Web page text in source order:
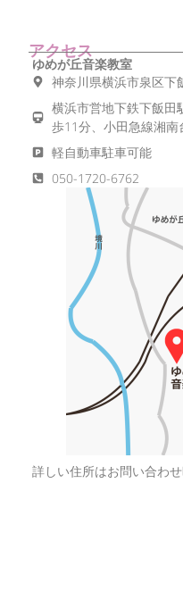
アクセス
ゆめが丘音楽教室
神奈川県横浜市泉区下
横浜市営地下鉄下飯田
歩11分、小田急線湘南
軽自動車駐車可能
050-1720-6762
詳しい住所はお問い合わ